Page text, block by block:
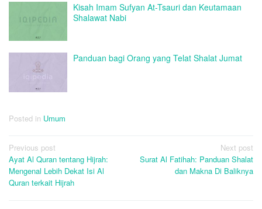
Kisah Imam Sufyan At-Tsauri dan Keutamaan
Shalawat Nabi
Panduan bagi Orang yang Telat Shalat Jumat
Posted in Umum
Post
navigation
Previous post
Ayat Al Quran tentang Hijrah:
Mengenal Lebih Dekat Isi Al
Quran terkait Hijrah
Next post
Surat Al Fatihah: Panduan Shalat
dan Makna Di Baliknya